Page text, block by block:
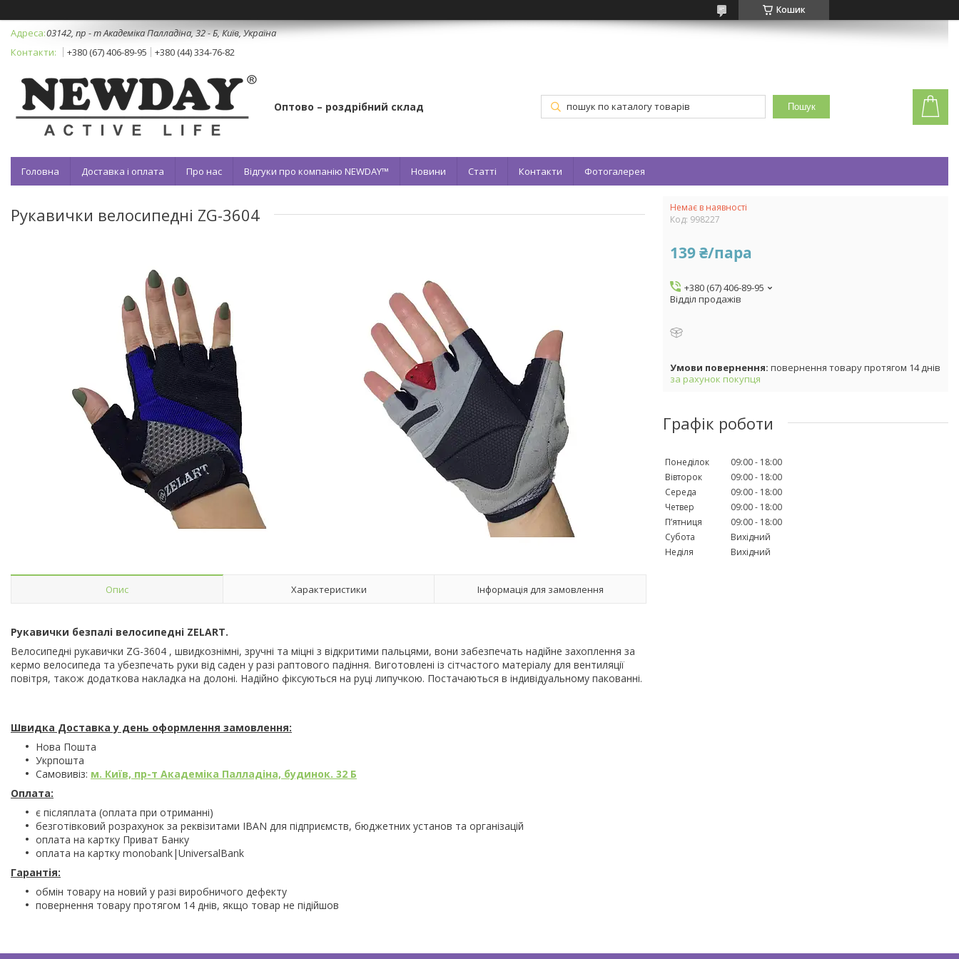
Кошик
03142, пр - т Академіка Палладіна, 32 - Б, Київ, Україна
+380 (67) 406-89-95
+380 (44) 334-76-82
Оптово – роздрібний склад Пошук
Головна Доставка і оплата Про нас Відгуки про компанію NEWDAY™ Новини Статті Контакти Фотогалерея
Рукавички велосипедні ZG-3604
Опис Характеристики Інформація для замовлення
Рукавички безпалі велосипедні ZELART.
Велосипедні рукавички ZG-3604 , швидкознімні, зручні та міцні з відкритими пальцями, вони забезпечать надійне захоплення за
кермо велосипеда та убезпечать руки від саден у разі раптового падіння. Виготовлені із сітчастого матеріалу для вентиляції
повітря, також додаткова накладка на долоні. Надійно фіксуються на руці липучкою. Постачаються в індивідуальному пакованні.
Немає в наявності
Код: 998227
139 ₴/пара
+380 (67) 406-89-95
Відділ продажів
повернення товару протягом 14 днів
за рахунок покупця
Графік роботи
Понеділок 09:00
18:00
Вівторок
09:00
18:00
Середа
09:00
18:00
Четвер
09:00
18:00
Пʼятниця
09:00
18:00
Субота
Вихідний
Неділя
Вихідний
Швидка Доставка у день оформлення замовлення:
Нова Пошта
Укрпошта
Самовивіз: м. Київ, пр-т Академіка Палладіна, будинок. 32 Б
Оплата:
є післяплата (оплата при отриманні)
безготівковий розрахунок за реквізитами IBAN для підприємств, бюджетних установ та організацій
оплата на картку Приват Банку
оплата на картку monobank|UniversalBank
Гарантія:
обмін товару на новий у разі виробничого дефекту
повернення товару протягом 14 днів, якщо товар не підійшов